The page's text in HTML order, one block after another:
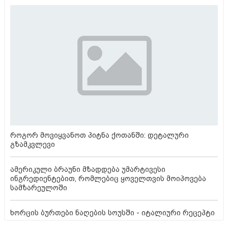
როგორ მოვიყვანოთ პიტნა ქოთანში: დეტალური
გზამკვლევი
ამერიკული ბრაუნი მზადდება უმარტივესი
ინგრედიენტებით, რომლებიც ყოველთვის მოიპოვება
სამზარეულოში
ხორცის ბურთები ნაღების სოუსში - იტალიური რეცეპტი